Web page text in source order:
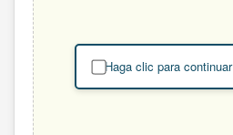
Haga clic para continuar